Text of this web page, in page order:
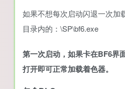
如果不想每次启动闪退一次加
目录内的：\SP\bf6.exe
第一次启动，如果卡在BF6界
打开即可正常加载着色器。